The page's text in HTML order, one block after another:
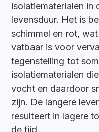
isolatiematerialen in
levensduur. Het is
schimmel en rot,
vatbaar is voor
tegenstelling tot
isolatiematerialen
vocht en daardoor
zijn. De langere
resulteert in lagere
de tijd.